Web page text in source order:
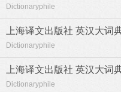
Dictionaryphile
上海译文出版社 英汉大词
Dictionaryphile
上海译文出版社 英汉大词
Dictionaryphile